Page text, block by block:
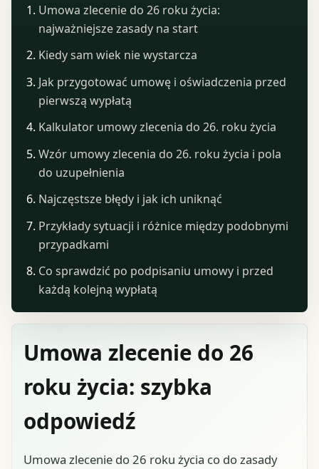
Umowa zlecenie do 26
roku życia: szybka
odpowiedź
Umowa zlecenie do 26 roku życia co do zasady
Umowa zlecenie do 26 roku życia:
najważniejsze zasady na start
Kiedy sam wiek nie wystarcza
Jak przygotować umowę i oświadczenia przed
pierwszą wypłatą
Kalkulator umowy zlecenia do 26. roku życia
Wzór umowy zlecenia do 26. roku życia i pola
do uzupełnienia
Najczęstsze błędy i jak ich uniknąć
Przykłady sytuacji i różnice między podobnymi
przypadkami
Co sprawdzić po podpisaniu umowy i przed
każdą kolejną wypłatą